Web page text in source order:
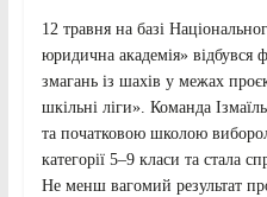
12 травня на базі
юридична академія» відбувся
змагань із шахів у межах
шкільні ліги». Команда
та початковою школою
категорії 5–9 класи та стала
Не менш вагомий результат